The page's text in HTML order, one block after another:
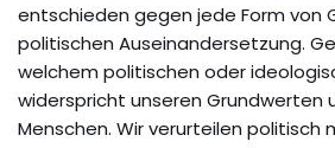
entschieden gegen jede Form von
politischen Auseinandersetzung.
welchem politischen oder
widerspricht unseren Grundwerten
Menschen. Wir verurteilen politisch